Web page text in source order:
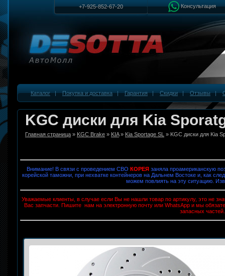
+7-925-852-67-20 Консультация
Каталог|Покупка и доставка|Гарантия|Скидки|Отзывы|
KGC диски для Kia
Главная страница » KGC Brake » KIA» Kia Sportage SL » KGC диски для Kia
Внимание! В связи с проведением СВО КОРЕЯзаняла проамериканскую
корейской таможни, при нехватке контейнеров на Дальнем Востоке и, как
можем повлиять на эту ситуацию.
Уважаемые клиенты, в случае если Вы не нашли товар по артикулу, это не
Вас запчасти. Пишите нам на электронную почту или WhatsApp и мы
запасных частей.